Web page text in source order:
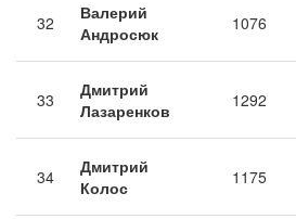
32
Валерий
Андросюк
1076
33
Дмитрий
Лазаренков
1292
34
Дмитрий
Колос
1175